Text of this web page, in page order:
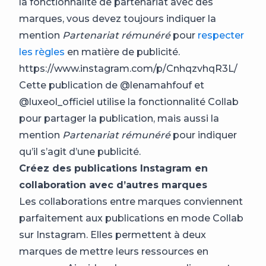
la fonctionnalité de partenariat avec des
marques, vous devez toujours indiquer la
mention Partenariat rémunérépour respecter
les règles en matière de publicité.
https://www.instagram.com/p/CnhqzvhqR3L/
Cette publication de @lenamahfouf et
@luxeol_officiel utilise la fonctionnalité Collab
pour partager la publication, mais aussi la
mention Partenariat rémunérépour indiquer
qu’il s’agit d’une publicité.
Créez des publications Instagram en
collaboration avec d’autres marques
Les collaborations entre marques conviennent
parfaitement aux publications en mode Collab
sur Instagram. Elles permettent à deux
marques de mettre leurs ressources en